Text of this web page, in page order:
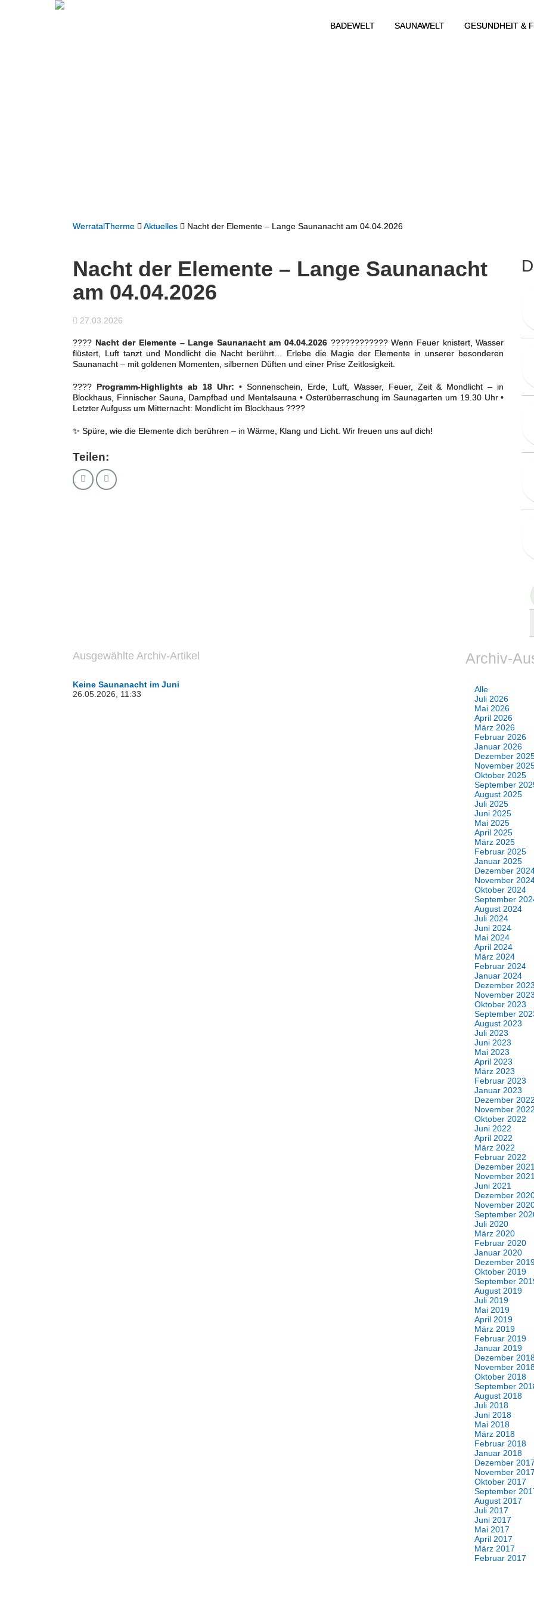
BADEWELT SAUNAWELT GESUNDHEIT &
WerratalTherme Aktuelles Nacht der Elemente – Lange Saunanacht am 04.04.2026
Nacht der Elemente – Lange Saunanacht
am 04.04.2026
27.03.2026
???? Nacht der Elemente – Lange Saunanacht am 04.04.2026 ????????????️ Wenn Feuer knistert, Wasser
flüstert, Luft tanzt und Mondlicht die Nacht berührt… Erlebe die Magie der Elemente in unserer besonderen
Saunanacht – mit goldenen Momenten, silbernen Düften und einer Prise Zeitlosigkeit.
???? Programm-Highlights ab 18 Uhr: • Sonnenschein, Erde, Luft, Wasser, Feuer, Zeit & Mondlicht – in
Blockhaus, Finnischer Sauna, Dampfbad und Mentalsauna • Osterüberraschung im Saunagarten um 19.30 Uhr •
Letzter Aufguss um Mitternacht: Mondlicht im Blockhaus ????
✨ Spüre, wie die Elemente dich berühren – in Wärme, Klang und Licht. Wir freuen uns auf dich!
Teilen:
Ausgewählte Archiv-Artikel
Keine Saunanacht im Juni
26.05.2026, 11:33
Archiv-
Alle
Juli 2026
Mai 2026
April 2026
März 2026
Februar 2026
Januar 2026
Dezember
November
Oktober 2025
September
August 2025
Juli 2025
Juni 2025
Mai 2025
April 2025
März 2025
Februar 2025
Januar 2025
Dezember
November
Oktober 2024
September
August 2024
Juli 2024
Juni 2024
Mai 2024
April 2024
März 2024
Februar 2024
Januar 2024
Dezember 2023
November 2023
Oktober 2023
September
August 2023
Juli 2023
Juni 2023
Mai 2023
April 2023
März 2023
Februar 2023
Januar 2023
Dezember 2022
November 2022
Oktober 2022
Juni 2022
April 2022
März 2022
Februar 2022
Dezember 2021
November 2021
Juni 2021
Dezember
November
September
Juli 2020
März 2020
Februar 2020
Januar 2020
Dezember
Oktober 2019
September
August 2019
Juli 2019
Mai 2019
April 2019
März 2019
Februar 2019
Januar 2019
Dezember
November
Oktober 2018
September
August 2018
Juli 2018
Juni 2018
Mai 2018
März 2018
Februar 2018
Januar 2018
Dezember 2017
November 2017
Oktober 2017
September
August 2017
Juli 2017
Juni 2017
Mai 2017
April 2017
März 2017
Februar 2017